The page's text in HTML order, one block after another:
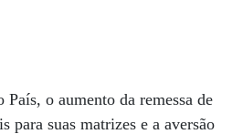
o aumento da remessa de
para suas matrizes e a aversão